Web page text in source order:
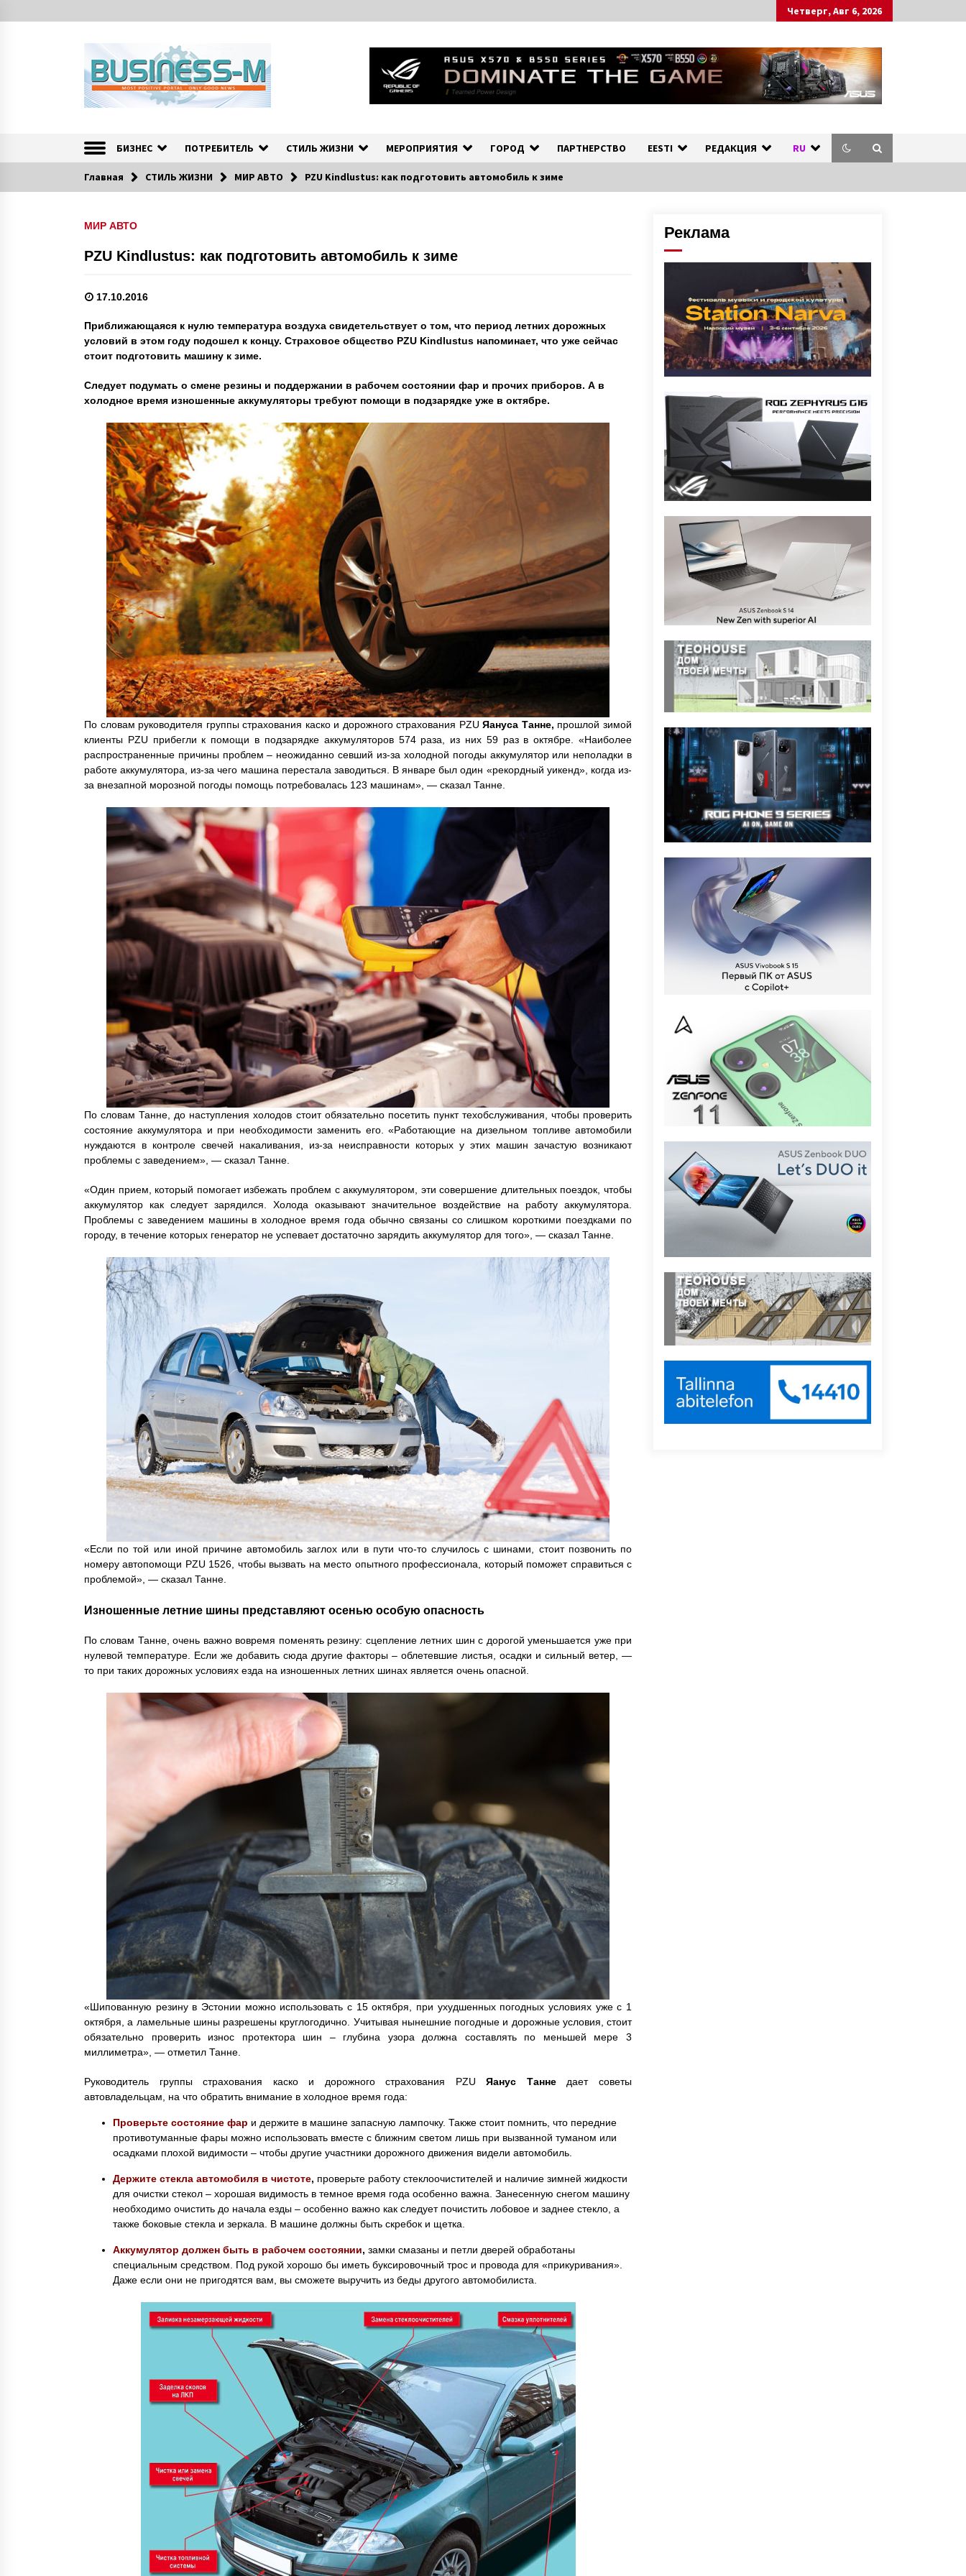
k
Четверг, Авг 6, 2026
БИЗНЕС ПОТРЕБИТЕЛЬ СТИЛЬ ЖИЗНИ МЕРОПРИЯТИЯ ГОРОД ПАРТНЕРСТВО EESTI РЕДАКЦИЯ RU
Главная СТИЛЬ ЖИЗНИ МИР АВТО PZU Kindlustus: как подготовить автомобиль к зиме
МИР АВТО
PZU Kindlustus: как подготовить автомобиль к зиме
17.10.2016
Приближающаяся к нулю температура воздуха свидетельствует о том, что период летних дорожных
условий в этом году подошел к концу. Страховое общество PZU Kindlustus напоминает, что уже сейчас
стоит подготовить машину к зиме.
Следует подумать о смене резины и поддержании в рабочем состоянии фар и прочих приборов. А в
холодное время изношенные аккумуляторы требуют помощи в подзарядке уже в октябре.
По словам руководителя группы страхования каско и дорожного страхования PZU Яануса Танне, прошлой зимой
клиенты PZU прибегли к помощи в подзарядке аккумуляторов 574 раза, из них 59 раз в октябре. «Наиболее
распространенные причины проблем – неожиданно севший из-за холодной погоды аккумулятор или неполадки в
работе аккумулятора, из-за чего машина перестала заводиться. В январе был один «рекордный уикенд», когда из-
за внезапной морозной погоды помощь потребовалась 123 машинам», — сказал Танне.
По словам Танне, до наступления холодов стоит обязательно посетить пункт техобслуживания, чтобы проверить
состояние аккумулятора и при необходимости заменить его. «Работающие на дизельном топливе автомобили
нуждаются в контроле свечей накаливания, из-за неисправности которых у этих машин зачастую возникают
проблемы с заведением», — сказал Танне.
«Один прием, который помогает избежать проблем с аккумулятором, эти совершение длительных поездок, чтобы
аккумулятор как следует зарядился. Холода оказывают значительное воздействие на работу аккумулятора.
Проблемы с заведением машины в холодное время года обычно связаны со слишком короткими поездками по
городу, в течение которых генератор не успевает достаточно зарядить аккумулятор для того», — сказал Танне.
«Если по той или иной причине автомобиль заглох или в пути что-то случилось с шинами, стоит позвонить по
номеру автопомощи PZU 1526, чтобы вызвать на место опытного профессионала, который поможет справиться с
проблемой», — сказал Танне.
Изношенные летние шины представляют осенью особую опасность
По словам Танне, очень важно вовремя поменять резину: сцепление летних шин с дорогой уменьшается уже при
нулевой температуре. Если же добавить сюда другие факторы – облетевшие листья, осадки и сильный ветер, —
то при таких дорожных условиях езда на изношенных летних шинах является очень опасной.
«Шипованную резину в Эстонии можно использовать с 15 октября, при ухудшенных погодных условиях уже с 1
октября, а ламельные шины разрешены круглогодично. Учитывая нынешние погодные и дорожные условия, стоит
обязательно проверить износ протектора шин – глубина узора должна составлять по меньшей мере 3
миллиметра», — отметил Танне.
Руководитель группы страхования каско и дорожного страхования PZU Яанус Танне дает советы
автовладельцам, на что обратить внимание в холодное время года:
Проверьте состояние фар и держите в машине запасную лампочку. Также стоит помнить, что передние
противотуманные фары можно использовать вместе с ближним светом лишь при вызванной туманом или
осадками плохой видимости – чтобы другие участники дорожного движения видели автомобиль.
Держите стекла автомобиля в чистоте, проверьте работу стеклоочистителей и наличие зимней жидкости
для очистки стекол – хорошая видимость в темное время года особенно важна. Занесенную снегом машину
необходимо очистить до начала езды – особенно важно как следует почистить лобовое и заднее стекло, а
также боковые стекла и зеркала. В машине должны быть скребок и щетка.
Аккумулятор должен быть в рабочем состоянии, замки смазаны и петли дверей обработаны
специальным средством. Под рукой хорошо бы иметь буксировочный трос и провода для «прикуривания».
Даже если они не пригодятся вам, вы сможете выручить из беды другого автомобилиста.
Реклама